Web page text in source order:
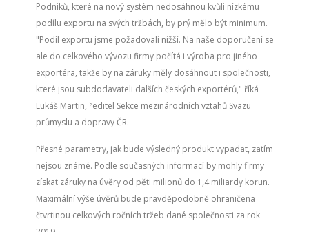
Podniků, které na nový systém nedosáhnou kvůli nízkému
podílu exportu na svých tržbách, by prý mělo být minimum.
"Podíl exportu jsme požadovali nižší. Na naše doporučení se
ale do celkového vývozu firmy počítá i výroba pro jiného
exportéra, takže by na záruky měly dosáhnout i společnosti,
které jsou subdodavateli dalších českých exportérů," říká
Lukáš Martin, ředitel Sekce mezinárodních vztahů Svazu
průmyslu a dopravy ČR.
Přesné parametry, jak bude výsledný produkt vypadat, zatím
nejsou známé. Podle současných informací by mohly firmy
získat záruky na úvěry od pěti milionů do 1,4 miliardy korun.
Maximální výše úvěrů bude pravděpodobně ohraničena
čtvrtinou celkových ročních tržeb dané společnosti za rok